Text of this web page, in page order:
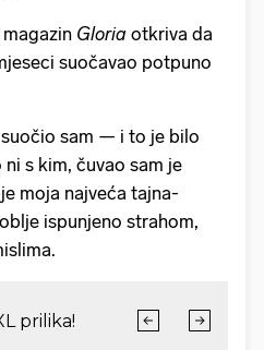
Gloria otkriva da
suočavao potpuno
sam — i to je bilo
s kim, čuvao sam je
moja najveća tajna-
ispunjeno strahom,